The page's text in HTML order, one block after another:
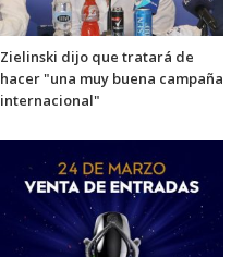
Zielinski dijo que tratará de
hacer "una muy buena campaña
internacional"